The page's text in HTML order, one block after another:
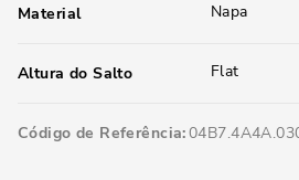
Material Napa
Altura do Salto Flat
Código de Referência